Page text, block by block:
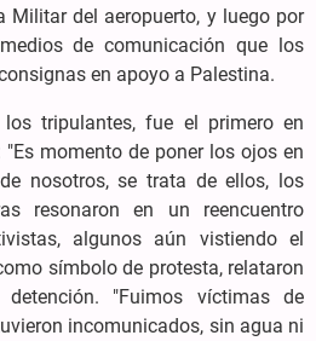
Militar del aeropuerto, y luego por
de comunicación que los
en apoyo a Palestina.
tripulantes, fue el primero en
momento de poner los ojos en
nosotros, se trata de ellos, los
resonaron en un reencuentro
algunos aún vistiendo el
símbolo de protesta, relataron
"Fuimos víctimas de
incomunicados, sin agua ni